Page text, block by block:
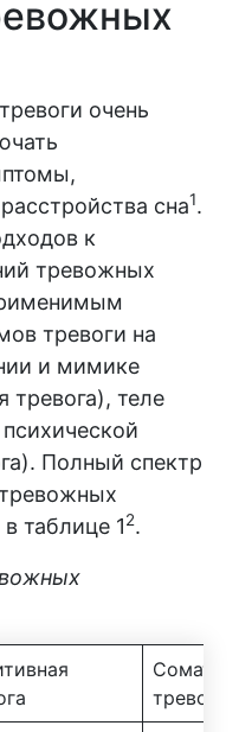
очень
сна1.
к
тревожных
тревоги на
и мимике
тревога), теле
Полный спектр
таблице 12.
тревога